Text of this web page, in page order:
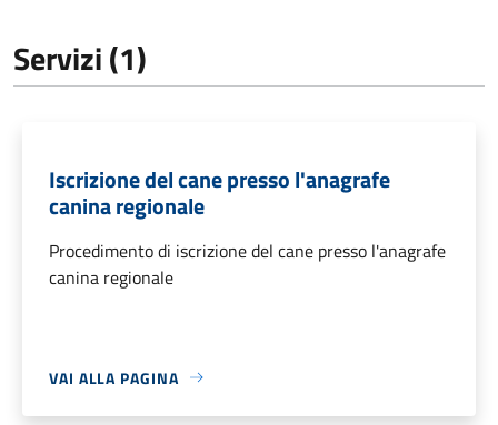
Servizi (1)
Iscrizione del cane presso l'anagrafe
canina regionale
Procedimento di iscrizione del cane presso l'anagrafe
canina regionale
VAI ALLA PAGINA